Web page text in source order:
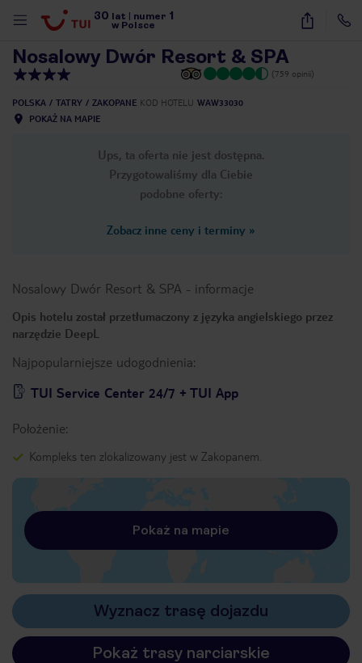
30 lat numer 1
w Polsce
24
Nosalowy Dwór Resort & SPA
(759 opinii)
POLSKA TATRY ZAKOPANE KOD HOTELU WAW33030
POKAŻ NA MAPIE
Ups, ta oferta nie jest dostępna.
Przygotowaliśmy dla Ciebie
podobne oferty:
Zobacz inne ceny i terminy »
Nosalowy Dwór Resort & SPA - informacje
Opis hotelu został przetłumaczony z języka angielskiego przez
narzędzie DeepL
Najpopularniejsze udogodnienia:
TUI Service Center 24/7 + TUI App
Położenie:
Kompleks ten zlokalizowany jest w Zakopanem.
Pokaż na mapie
Wyznacz trasę dojazdu
Pokaż trasy narciarskie